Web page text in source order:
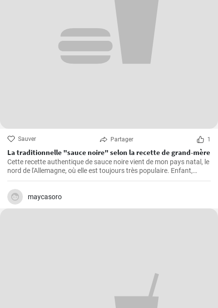
Sauver Partager 1
La traditionnelle "sauce noire" selon la recette de grand-mère
Cette recette authentique de sauce noire vient de mon pays natal, le
nord de l'Allemagne, où elle est toujours très populaire. Enfant,
j'adorais regarder ma grand-mère dans la cuisine préparer ce
bouillon de viande riche et savoureux. La viande de porc est cuite
avec des épices et servie dans une sauce avec du sang. Un goût
inoubliable qui me rappelle toujours les dimanches passés dans la
maycasoro